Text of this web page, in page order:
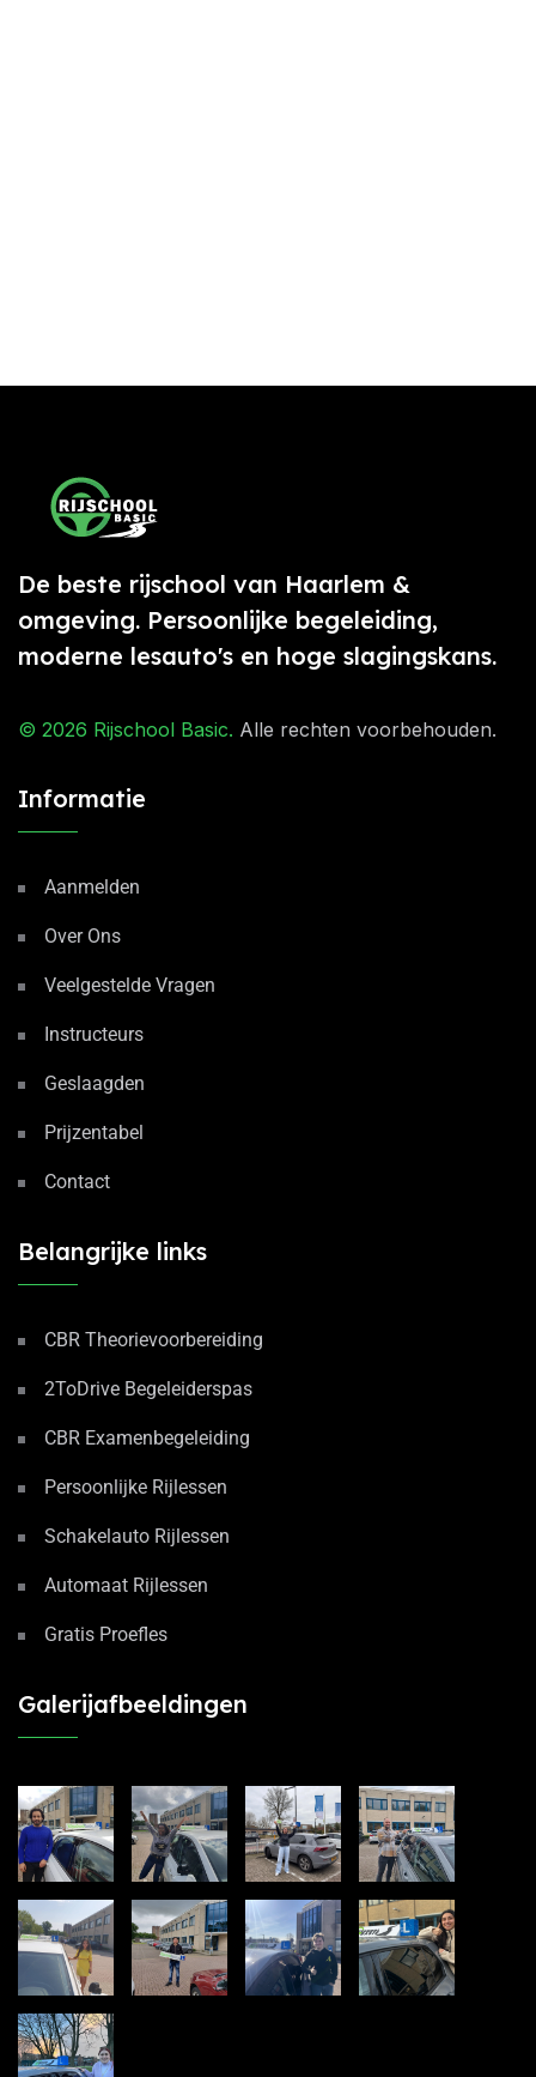
De beste rijschool van Haarlem &
omgeving. Persoonlijke begeleiding,
moderne lesauto's en hoge slagingskans.
© 2026 Rijschool Basic. Alle rechten voorbehouden.
Informatie
Aanmelden
Over Ons
Veelgestelde Vragen
Instructeurs
Geslaagden
Prijzentabel
Contact
Belangrijke links
CBR Theorievoorbereiding
2ToDrive Begeleiderspas
CBR Examenbegeleiding
Persoonlijke Rijlessen
Schakelauto Rijlessen
Automaat Rijlessen
Gratis Proefles
Galerijafbeeldingen